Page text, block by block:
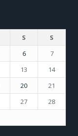
S
S
6
7
13
14
20
21
27
28